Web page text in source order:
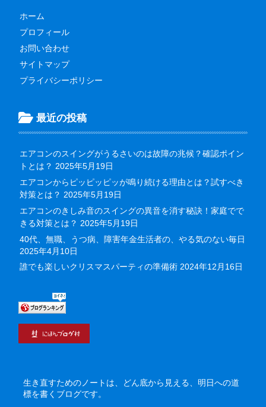
ホーム
プロフィール
お問い合わせ
サイトマップ
プライバシーポリシー
最近の投稿
エアコンのスイングがうるさいのは故障の兆候？確認ポイン
トとは？ 2025年5月19日
エアコンからピッピッピッが鳴り続ける理由とは？試すべき
対策とは？ 2025年5月19日
エアコンのきしみ音のスイングの異音を消す秘訣！家庭でで
きる対策とは？ 2025年5月19日
40代、無職、うつ病、障害年金生活者の、やる気のない毎日
2025年4月10日
誰でも楽しいクリスマスパーティの準備術 2024年12月16日
生き直すためのノートは、どん底から見える、明日への道
標を書くブログです。